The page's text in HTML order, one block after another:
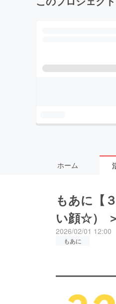
ホーム
もあに【
い顔☆）
2026/02/01 12:00
もあに